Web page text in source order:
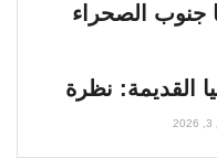
جنوب الصحراء
القديمة: نظرة